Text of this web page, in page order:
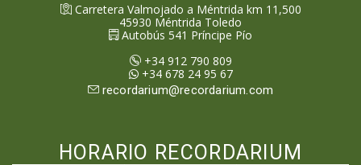
Carretera Valmojado a Méntrida km 11,500
45930 Méntrida Toledo
Autobús 541 Príncipe Pío
+34 912 790 809
+34 678 24 95 67
recordarium@recordarium.com
HORARIO RECORDARIUM